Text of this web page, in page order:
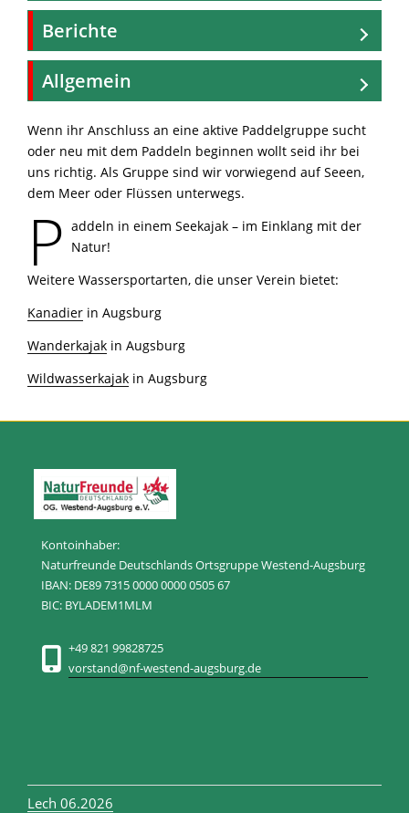
Berichte
Allgemein
Wenn ihr Anschluss an eine aktive Paddelgruppe sucht
oder neu mit dem Paddeln beginnen wollt seid ihr bei
uns richtig. Als Gruppe sind wir vorwiegend auf Seeen,
dem Meer oder Flüssen unterwegs.
P addeln in einem Seekajak – im Einklang mit der
Natur!
Weitere Wassersportarten, die unser Verein bietet:
Kanadier in Augsburg
Wanderkajak in Augsburg
Wildwasserkajak in Augsburg
Kontoinhaber:
Naturfreunde Deutschlands Ortsgruppe Westend-Augsburg
IBAN: DE89 7315 0000 0000 0505 67
BIC: BYLADEM1MLM
+49 821 99828725
vorstand@nf-westend-augsburg.de
Lech 06.2026